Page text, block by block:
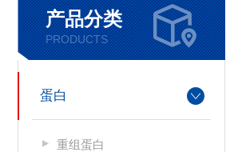
产品分类
PRODUCTS
蛋白
重组蛋白